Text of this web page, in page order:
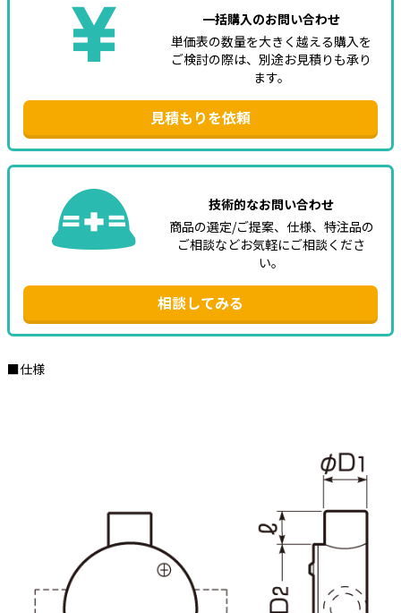
一括購入のお問い合わせ
単価表の数量を大きく越える購入を
ご検討の際は、別途お見積りも承り
ます。
見積もりを依頼
技術的なお問い合わせ
商品の選定/ご提案、仕様、特注品の
ご相談などお気軽にご相談くださ
い。
相談してみる
■仕様